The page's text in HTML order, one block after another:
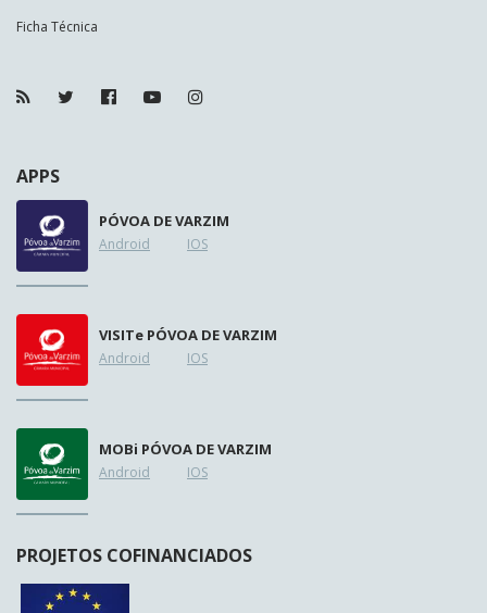
Ficha Técnica
APPS
PÓVOA DE VARZIM
Android IOS
VISITe PÓVOA DE VARZIM
Android IOS
MOBi PÓVOA DE VARZIM
Android IOS
PROJETOS COFINANCIADOS